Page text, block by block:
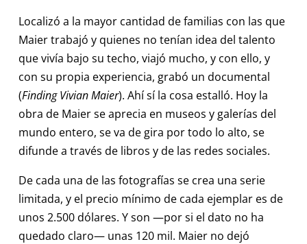
Localizó a la mayor cantidad de familias con las que
Maier trabajó y quienes no tenían idea del talento
que vivía bajo su techo, viajó mucho, y con ello, y
con su propia experiencia, grabó un documental
(Finding Vivian Maier). Ahí sí la cosa estalló. Hoy la
obra de Maier se aprecia en museos y galerías del
mundo entero, se va de gira por todo lo alto, se
difunde a través de libros y de las redes sociales.
De cada una de las fotografías se crea una serie
limitada, y el precio mínimo de cada ejemplar es de
unos 2.500 dólares. Y son —por si el dato no ha
quedado claro— unas 120 mil. Maier no dejó